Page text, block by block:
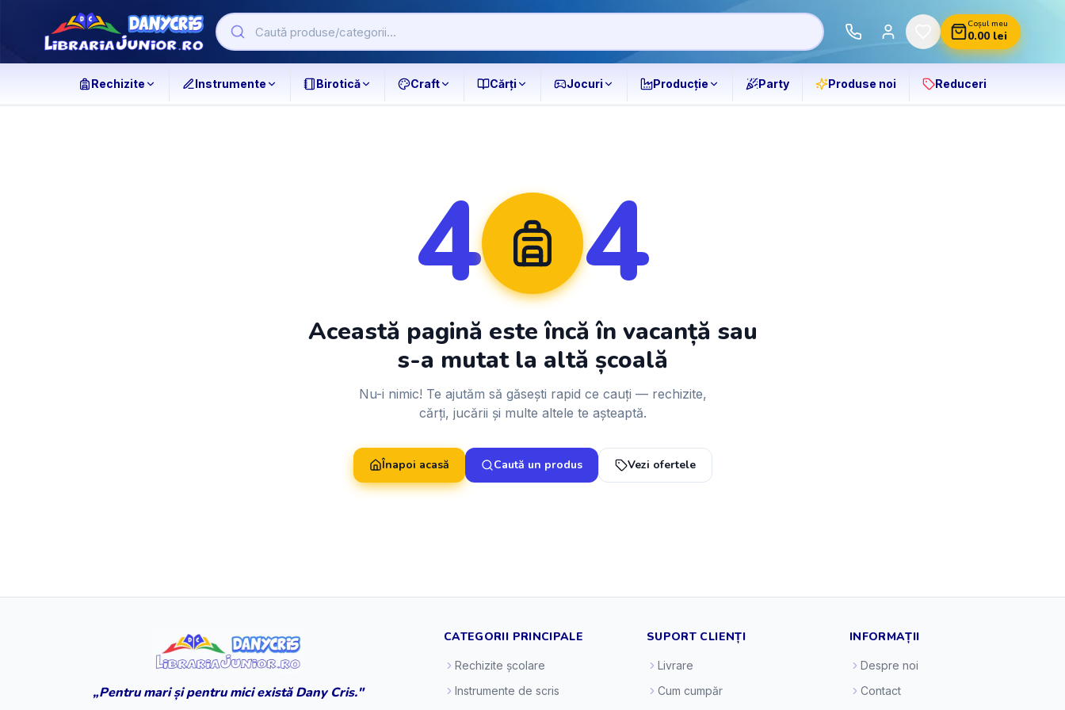
Coșul meu
0.00lei
Rechizite Instrumente Birotică Craft Cărți Jocuri Producție Party Produse noi Reduceri
4 4
Această pagină este încă în vacanță sau
s-a mutat la altă școală
Nu-i nimic! Te ajutăm să găsești rapid ce cauți — rechizite,
cărți, jucării și multe altele te așteaptă.
Înapoi acasă Caută un produs Vezi ofertele
„Pentru mari și pentru mici există Dany Cris."
CATEGORII PRINCIPALE
Rechizite școlare
Instrumente de scris
SUPORT CLIENȚI
Livrare
Cum cumpăr
INFORMAȚII
Despre noi
Contact